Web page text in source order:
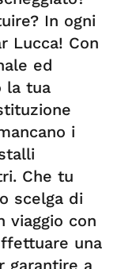
In ogni
Lucca! Con
ed
la tua
i
Che tu
scelga di
viaggio con
una
garantire a